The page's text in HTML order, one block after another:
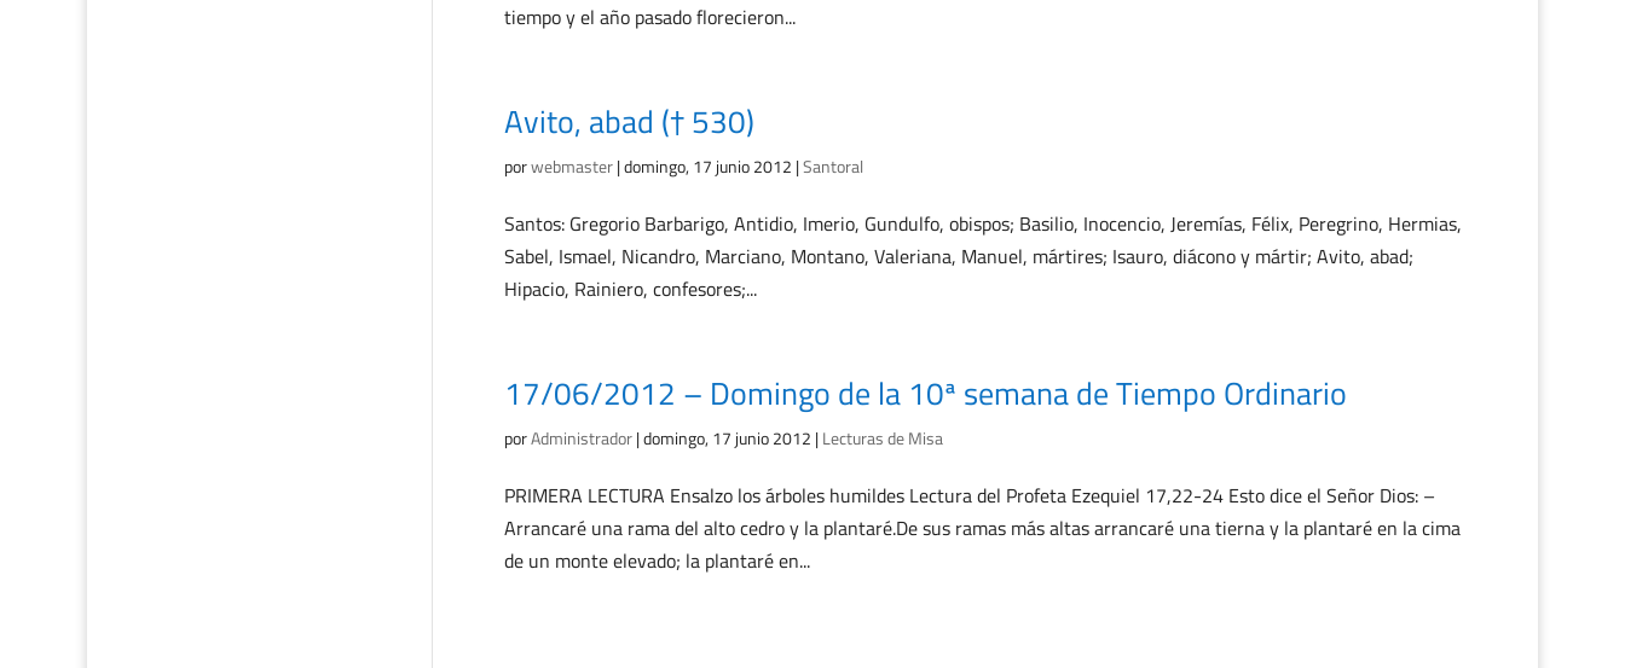
tiempo y el año pasado florecieron...
Avito, abad († 530)
porwebmaster|domingo, 17 junio 2012 |Santoral
Santos: Gregorio Barbarigo, Antidio, Imerio, Gundulfo, obispos; Basilio, Inocencio, Jeremías, Félix, Peregrino, Hermias,
Sabel, Ismael, Nicandro, Marciano, Montano, Valeriana, Manuel, mártires; Isauro, diácono y mártir; Avito, abad;
Hipacio, Rainiero, confesores;...
17/06/2012 – Domingo de la 10ª semana de Tiempo Ordinario
porAdministrador|domingo, 17 junio 2012 |Lecturas de Misa
PRIMERA LECTURA Ensalzo los árboles humildes Lectura del Profeta Ezequiel 17,22-24 Esto dice el Señor Dios: –
Arrancaré una rama del alto cedro y la plantaré.De sus ramas más altas arrancaré una tierna y la plantaré en la cima
de un monte elevado; la plantaré en...